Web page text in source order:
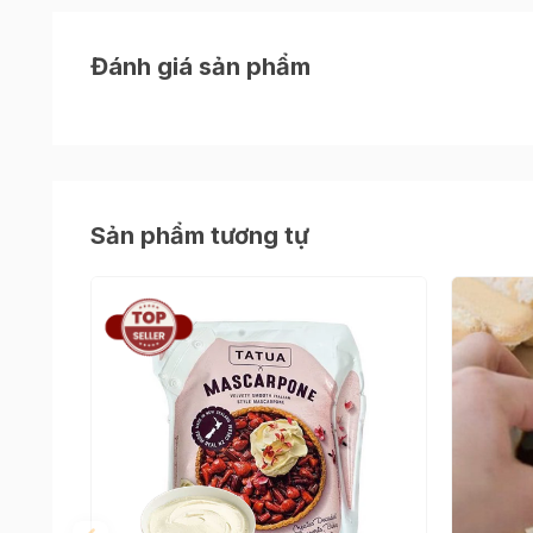
Lưu ý về cách bảo quản whipping
Đánh giá sản phẩm
Sản phẩm tương tự